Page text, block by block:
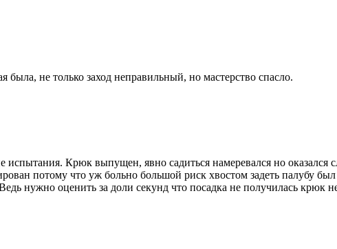
была, не только заход неправильный, но мастерство спасло.
испытания. Крюк выпущен, явно садиться намеревался но оказался
потому что уж больно большой риск хвостом задеть палубу
нужно оценить за доли секунд что посадка не получилась крюк